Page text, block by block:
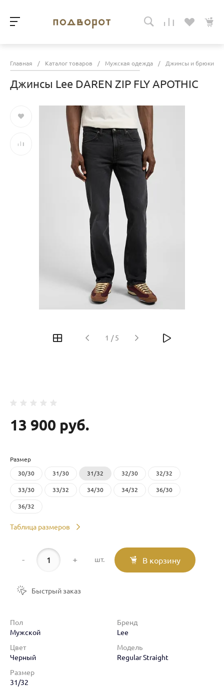
Главная / Каталог товаров / Мужская одежда / Джинсы и брюки
Джинсы Lee DAREN ZIP FLY APOTHIC
1 / 5
13 900 руб.
Размер
30/30 31/30 31/32 32/30 32/32
33/30 33/32 34/30 34/32 36/30
36/32
Таблица размеров
- + шт. В корзину
Быстрый заказ
Пол
Мужской
Бренд
Lee
Цвет
Черный
Модель
Regular Straight
Размер
31/32